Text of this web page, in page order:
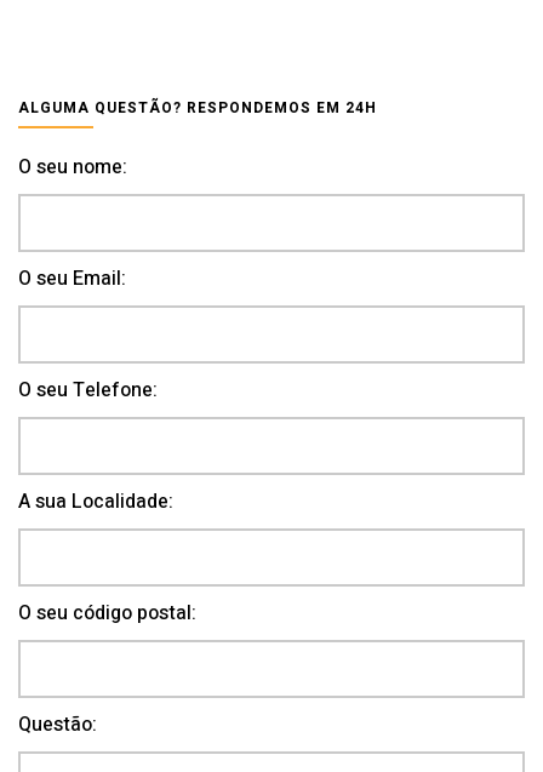
ALGUMA QUESTÃO? RESPONDEMOS EM 24H
O seu nome:
O seu Email:
O seu Telefone:
A sua Localidade:
O seu código postal:
Questão: